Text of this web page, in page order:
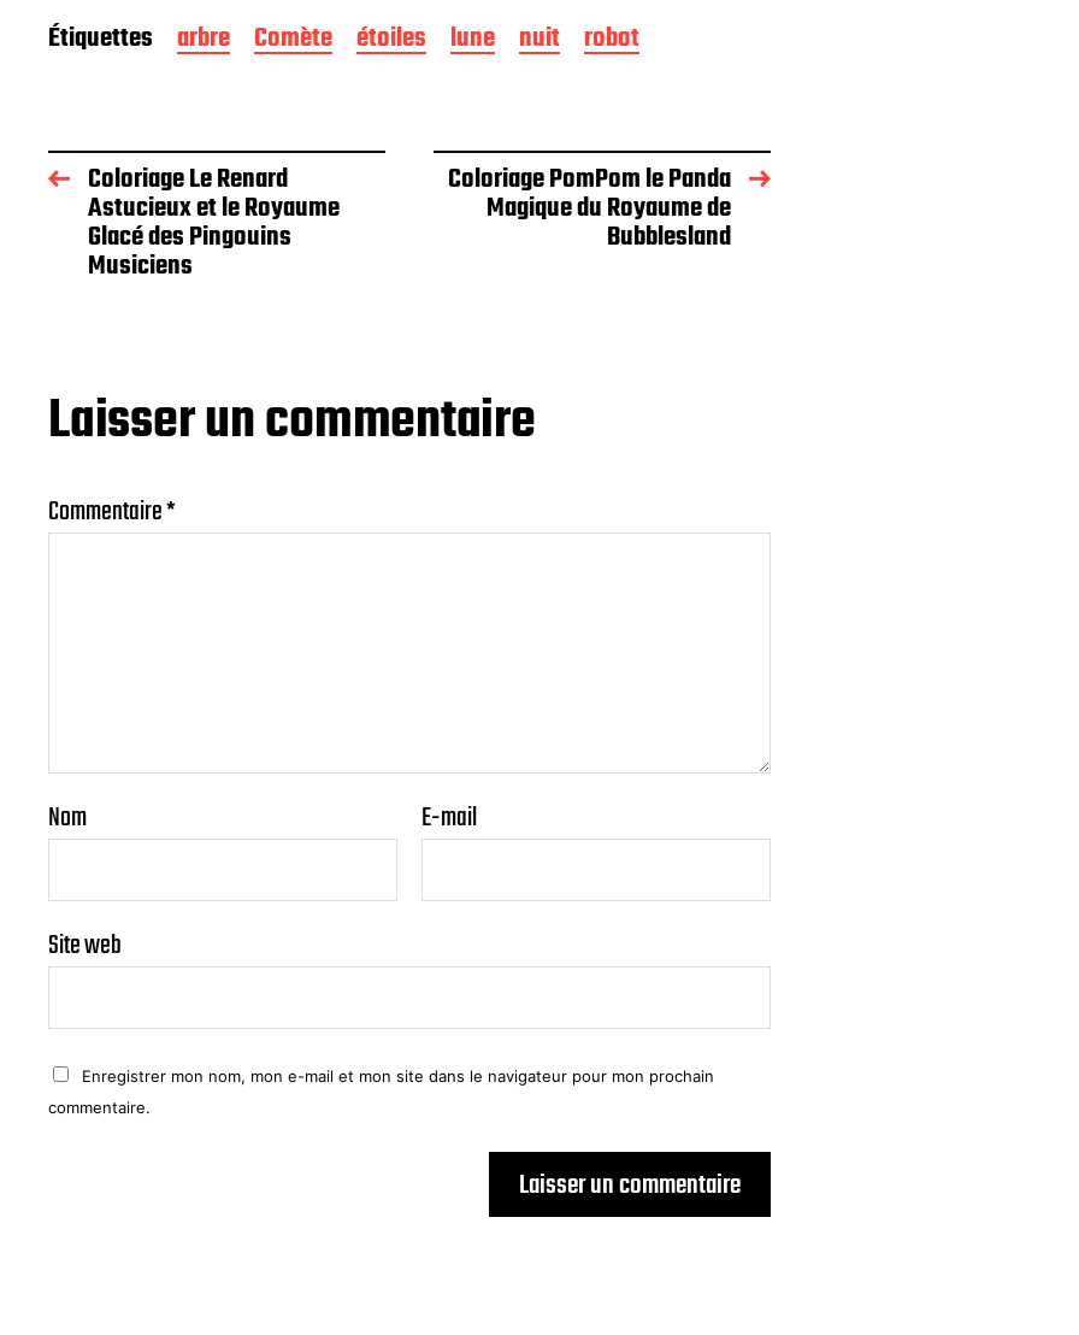
Étiquettes arbre Comète étoiles lune nuit robot
Coloriage Le Renard
Astucieux et le Royaume
Glacé des Pingouins
Musiciens
Coloriage PomPom le Panda
Magique du Royaume de
Bubblesland
Laisser un commentaire
Commentaire*
Nom E-mail
Site web
Enregistrer mon nom, mon e-mail et mon site dans le navigateur pour mon prochain
commentaire.